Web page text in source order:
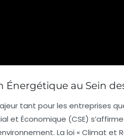
Énergétique au Sein
tant pour les entreprises
et Économique (CSE)
La loi « Climat et